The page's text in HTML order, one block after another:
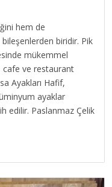
hem de
biridir. Pik
mükemmel
cafe ve restaurant
Ayakları Hafif,
ayaklar
edilir. Paslanmaz Çelik